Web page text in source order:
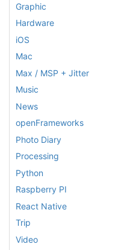
Graphic
Hardware
iOS
Mac
Max / MSP + Jitter
Music
News
openFrameworks
Photo Diary
Processing
Python
Raspberry PI
React Native
Trip
Video